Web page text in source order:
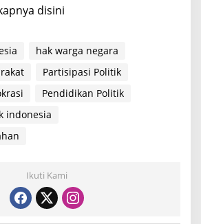
disini
hak warga negara
Partisipasi Politik
Pendidikan Politik
indonesia
Ikuti Kami